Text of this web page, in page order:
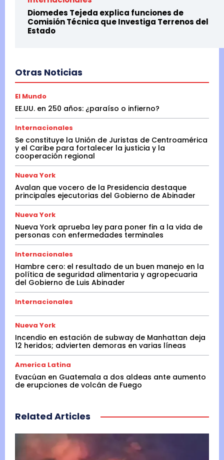
Diomedes Tejeda explica funciones de
Comisión Técnica que Investiga Terrenos del
Estado
Otras Noticias
El Mundo
EE.UU. en 250 años: ¿paraíso o infierno?
Internacionales
Se constituye la Unión de Juristas de Centroamérica
y el Caribe para fortalecer la justicia y la
cooperación regional
Nueva York
Avalan que vocero de la Presidencia destaque
principales ejecutorias del Gobierno de Abinader
Nueva York
Nueva York aprueba ley para poner fin a la vida de
personas con enfermedades terminales
Internacionales
Hambre cero: el resultado de un buen manejo en la
política de seguridad alimentaria y agropecuaria
del Gobierno de Luis Abinader
Internacionales
Nueva York
Incendio en estación de subway de Manhattan deja
12 heridos; advierten demoras en varias líneas
America Latina
Evacúan en Guatemala a dos aldeas ante aumento
de erupciones de volcán de Fuego
Related Articles